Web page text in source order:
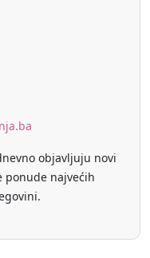
objavljuju novi
ponude najvećih